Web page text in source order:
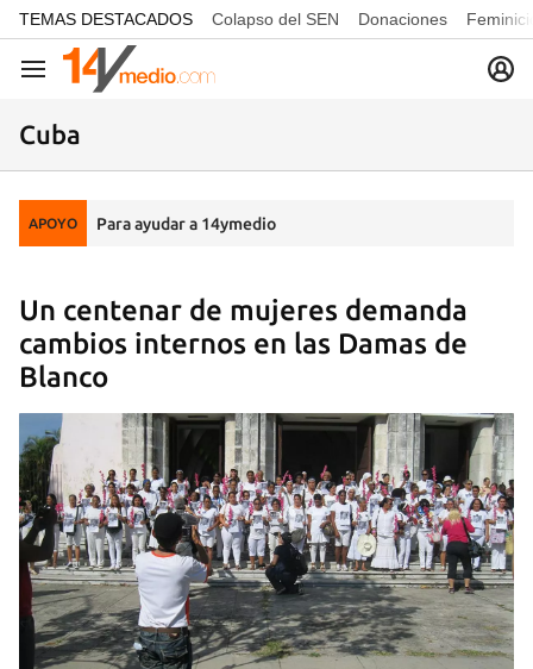
common.go-to-content
TEMAS DESTACADOS Colapso del SEN Donaciones
Navegación
Cuba
APOYO Para ayudar a 14ymedio
Un centenar de mujeres demanda
cambios internos en las Damas de
Blanco